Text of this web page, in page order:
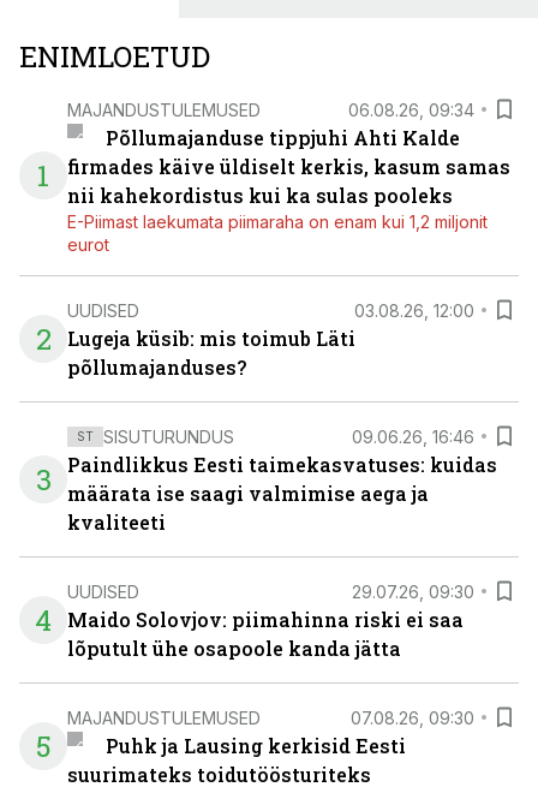
ENIMLOETUD
1
MAJANDUSTULEMUSED 06.08.26, 09:34
Põllumajanduse tippjuhi Ahti Kalde
firmades käive üldiselt kerkis, kasum samas
nii kahekordistus kui ka sulas pooleks
E-Piimast laekumata piimaraha on enam kui 1,2 miljonit
eurot
2
UUDISED 03.08.26, 12:00
Lugeja küsib: mis toimub Läti
põllumajanduses?
3
ST SISUTURUNDUS 09.06.26, 16:46
Paindlikkus Eesti taimekasvatuses: kuidas
määrata ise saagi valmimise aega ja
kvaliteeti
4
UUDISED 29.07.26, 09:30
Maido Solovjov: piimahinna riski ei saa
lõputult ühe osapoole kanda jätta
5
MAJANDUSTULEMUSED 07.08.26, 09:30
Puhk ja Lausing kerkisid Eesti
suurimateks toidutöösturiteks